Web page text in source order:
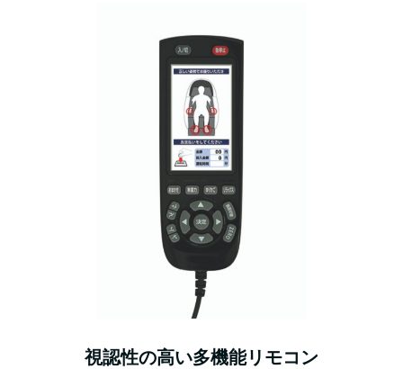
視認性の高い多機能リモコン